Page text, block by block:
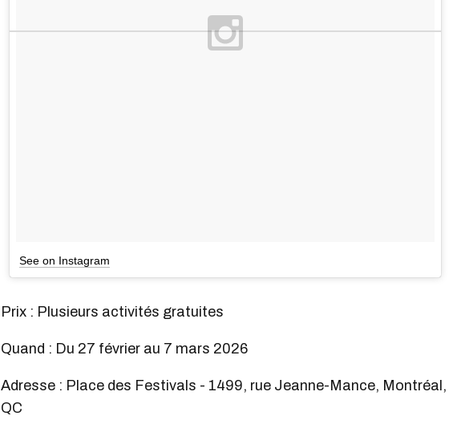
See on Instagram
Prix : Plusieurs activités gratuites
Quand : Du 27 février au 7 mars 2026
Adresse : Place des Festivals - 1499, rue Jeanne-Mance, Montréal,
QC